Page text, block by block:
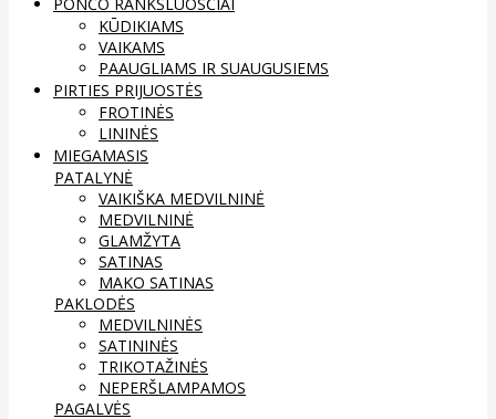
KŪDIKIAMS
VAIKAMS
PAAUGLIAMS IR SUAUGUSIEMS
PIRTIES PRIJUOSTĖS
FROTINĖS
LININĖS
MIEGAMASIS
PATALYNĖ
VAIKIŠKA MEDVILNINĖ
MEDVILNINĖ
GLAMŽYTA
SATINAS
MAKO SATINAS
PAKLODĖS
MEDVILNINĖS
SATININĖS
TRIKOTAŽINĖS
NEPERŠLAMPAMOS
PAGALVĖS